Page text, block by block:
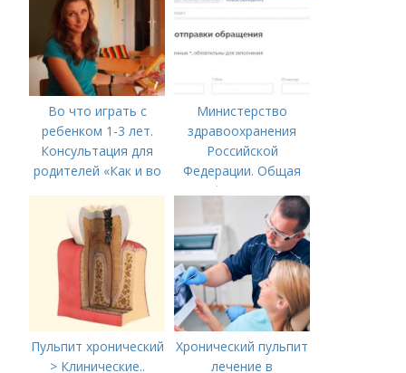
Во что играть с
ребенком 1-3 лет.
Консультация для
родителей «Как и во
ребенком от 1,5 до 3
лет»
Министерство
здравоохранения
Российской
Федерации. Общая
информация о
Министерстве
здравоохранения
Российской
Федерации
Пульпит хронический
> Клинические..
Хронический пульпит
лечение в